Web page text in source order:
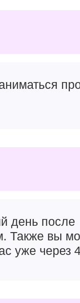
день после
Также вы
уже через